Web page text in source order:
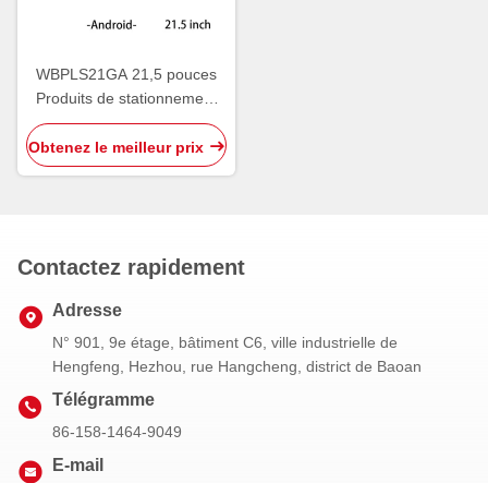
WBPLS21GA 21,5 pouces
Produits de stationnement
Terminal d'enquête de
véhicule
Obtenez le meilleur prix
Contactez rapidement
Adresse
N° 901, 9e étage, bâtiment C6, ville industrielle de
Hengfeng, Hezhou, rue Hangcheng, district de Baoan
Télégramme
86-158-1464-9049
E-mail